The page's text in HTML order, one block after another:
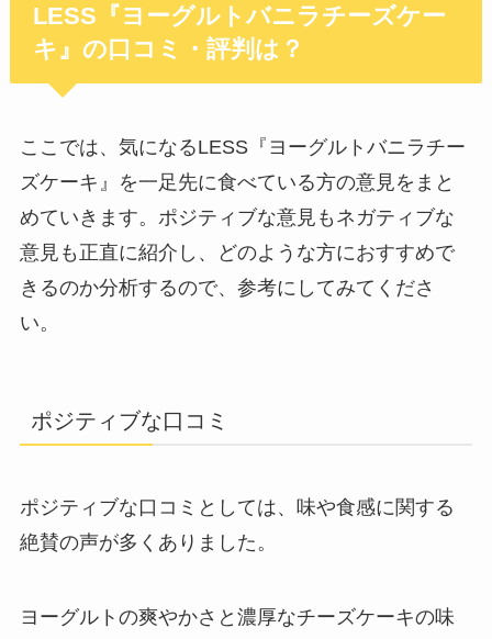
LESS『ヨーグルトバニラチーズケー
キ』の口コミ・評判は？
ここでは、気になるLESS『ヨーグルトバニラチー
ズケーキ』を一足先に食べている方の意見をまと
めていきます。ポジティブな意見もネガティブな
意見も正直に紹介し、どのような方におすすめで
きるのか分析するので、参考にしてみてくださ
い。
ポジティブな口コミ
ポジティブな口コミとしては、味や食感に関する
絶賛の声が多くありました。
ヨーグルトの爽やかさと濃厚なチーズケーキの味